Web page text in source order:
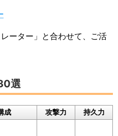
ーター」と合わせて、ご活
選
成 攻撃力 持久力